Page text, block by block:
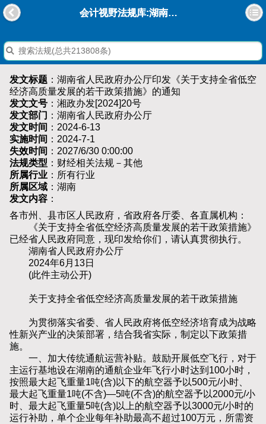
会计视野法规库:湖南省人民政府办公厅印发《关于支持全省低空经济高质量发展的若干政策措施》的通知
发文标题 ：湖南省人民政府办公厅印发《关于支持全省低空
经济高质量发展的若干政策措施》的通知
发文文号 ：湘政办发[2024]20号
发文部门 ：湖南省人民政府办公厅
发文时间 ：2024-6-13
实施时间 ：2024-7-1
失效时间 ：2027/6/30 0:00:00
法规类型 ：财经相关法规－其他
所属行业 ：所有行业
所属区域 ：湖南
发文内容 ：
各市州、县市区人民政府，省政府各厅委、各直属机构：
《关于支持全省低空经济高质量发展的若干政策措施》
已经省人民政府同意，现印发给你们，请认真贯彻执行。
湖南省人民政府办公厅
2024年6月13日
(此件主动公开)
关于支持全省低空经济高质量发展的若干政策措施
为贯彻落实省委、省人民政府将低空经济培育成为战略
性新兴产业的决策部署，结合我省实际，制定以下政策措
施。
一、加大传统通航运营补贴。鼓励开展低空飞行，对于
主运行基地设在湖南的通航企业年飞行小时达到100小时，
按照最大起飞重量1吨(含)以下的航空器予以500元/小时、
最大起飞重量1吨(不含)—5吨(不含)的航空器予以2000元/小
时、最大起飞重量5吨(含)以上的航空器予以3000元/小时的
运行补助，单个企业每年补助最高不超过100万元，所需资